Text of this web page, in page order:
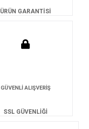
ÜRÜN GARANTİSİ
GÜVENLİ ALIŞVERİŞ
SSL GÜVENLİĞİ